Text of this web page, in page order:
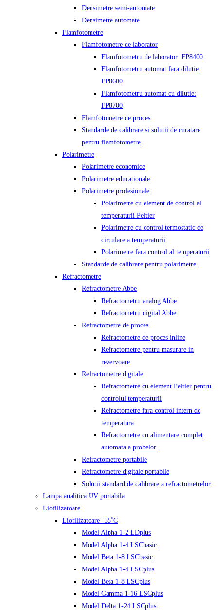
Densimetre semi-automate
Densimetre automate
Flamfotometre
Flamfotometre de laborator
Flamfotometru de laborator: FP8400
Flamfotometru automat fara dilutie:
FP8600
Flamfotometru automat cu dilutie:
FP8700
Flamfotometre de proces
Standarde de calibrare si solutii de curatare
pentru flamfotometre
Polarimetre
Polarimetre economice
Polarimetre educationale
Polarimetre profesionale
Polarimetre cu element de control al
temperaturii Peltier
Polarimetre cu control termostatic de
circulare a temperaturii
Polarimetre fara control al temperaturii
Standarde de calibrare pentru polarimetre
Refractometre
Refractometre Abbe
Refractometru analog Abbe
Refractometru digital Abbe
Refractometre de proces
Refractometre de proces inline
Refractometre pentru masurare in
rezervoare
Refractometre digitale
Refractometre cu element Peltier pentru
controlul temperaturii
Refractometre fara control intern de
temperatura
Refractometre cu alimentare complet
automata a probelor
Refractometre portabile
Refractometre digitale portabile
Solutii standard de calibrare a refractometrelor
Lampa analitica UV portabila
Liofilizatoare
Liofilizatoare -55˚C
Model Alpha 1-2 LDplus
Model Alpha 1-4 LSCbasic
Model Beta 1-8 LSCbasic
Model Alpha 1-4 LSCplus
Model Beta 1-8 LSCplus
Model Gamma 1-16 LSCplus
Model Delta 1-24 LSCplus